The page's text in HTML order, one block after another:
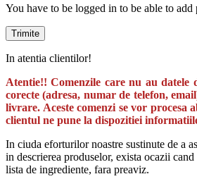
You have to be logged in to be able to
In atentia clientilor!
Atentie!! Comenzile care nu au datele
corecte (adresa, numar de telefon,
livrare. Aceste comenzi se vor procesa
clientul ne pune la dispozitiei
In ciuda eforturilor noastre sustinute de a
in descrierea produselor, exista ocazii
lista de ingrediente, fara preaviz.